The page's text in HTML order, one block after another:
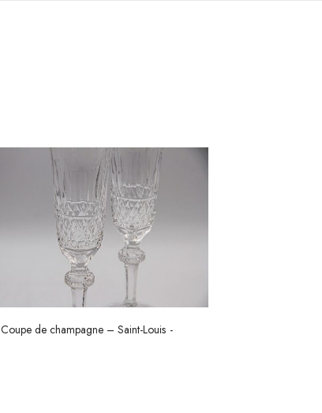
Coupe de champagne – Saint-Louis